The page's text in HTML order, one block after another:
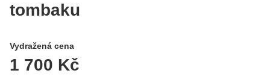
tombaku
Vydražená cena
1 700 Kč